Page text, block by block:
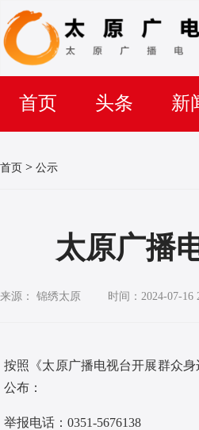
首页 头条 新
首页 > 公示
太原广播
来源： 锦绣太原 时间：2024-07-16
按照《太原广播电视台开展群众
公布：
举报电话：0351-5676138